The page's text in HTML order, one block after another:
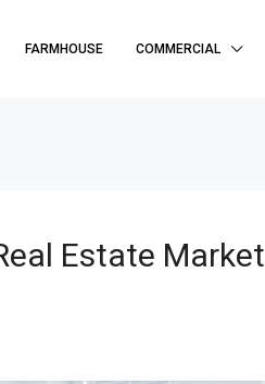
FARMHOUSE COMMERCIAL
Estate Market